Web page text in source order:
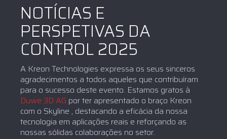
NOTÍCIAS E
PERSPETIVAS DA
CONTROL 2025
A Kreon Technologies expressa os seus sinceros
agradecimentos a todos aqueles que contribuíram
para o sucesso deste evento. Estamos gratos à
Duwe 3D AG por ter apresentado o braço Kreon
com o Skyline , destacando a eficácia da nossa
tecnologia em aplicações reais e reforçando as
nossas sólidas colaborações no setor.